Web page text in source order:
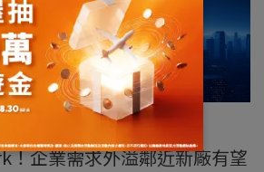
！企業需求外溢鄰近新廠有望